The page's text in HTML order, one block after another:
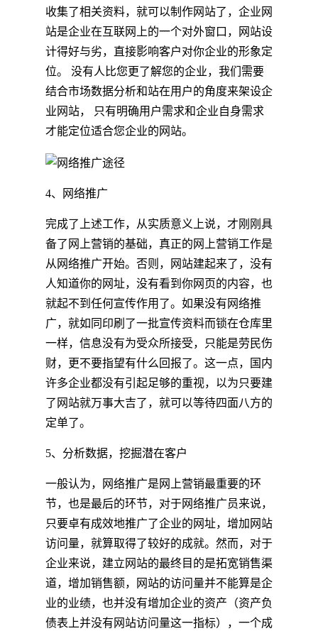
收集了相关资料，就可以制作网站了，企业网
站是企业在互联网上的一个对外窗口，网站设
计得好与劣，直接影响客户对你企业的形象定
位。 没有人比您更了解您的企业，我们需要
结合市场数据分析和站在用户的角度来架设企
业网站， 只有明确用户需求和企业自身需求
才能定位适合您企业的网站。
4、网络推广
完成了上述工作，从实质意义上说，才刚刚具
备了网上营销的基础，真正的网上营销工作是
从网络推广开始。否则，网站建起来了，没有
人知道你的网址，没有看到你网页的内容，也
就起不到任何宣传作用了。如果没有网络推
广，就如同印刷了一批宣传资料而锁在仓库里
一样，信息没有为受众所接受，只能是劳民伤
财，更不要指望有什么回报了。这一点，国内
许多企业都没有引起足够的重视，以为只要建
了网站就万事大吉了，就可以等待四面八方的
定单了。
5、分析数据，挖掘潜在客户
一般认为，网络推广是网上营销最重要的环
节，也是最后的环节，对于网络推广员来说，
只要卓有成效地推广了企业的网址，增加网站
访问量，就算取得了较好的成就。然而，对于
企业来说，建立网站的最终目的是拓宽销售渠
道，增加销售额，网站的访问量并不能算是企
业的业绩，也并没有增加企业的资产（资产负
债表上并没有网站访问量这一指标），一个成